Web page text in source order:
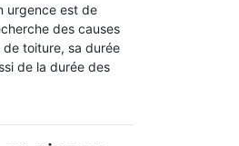
urgence est de
des causes
de toiture, sa durée
de la durée des